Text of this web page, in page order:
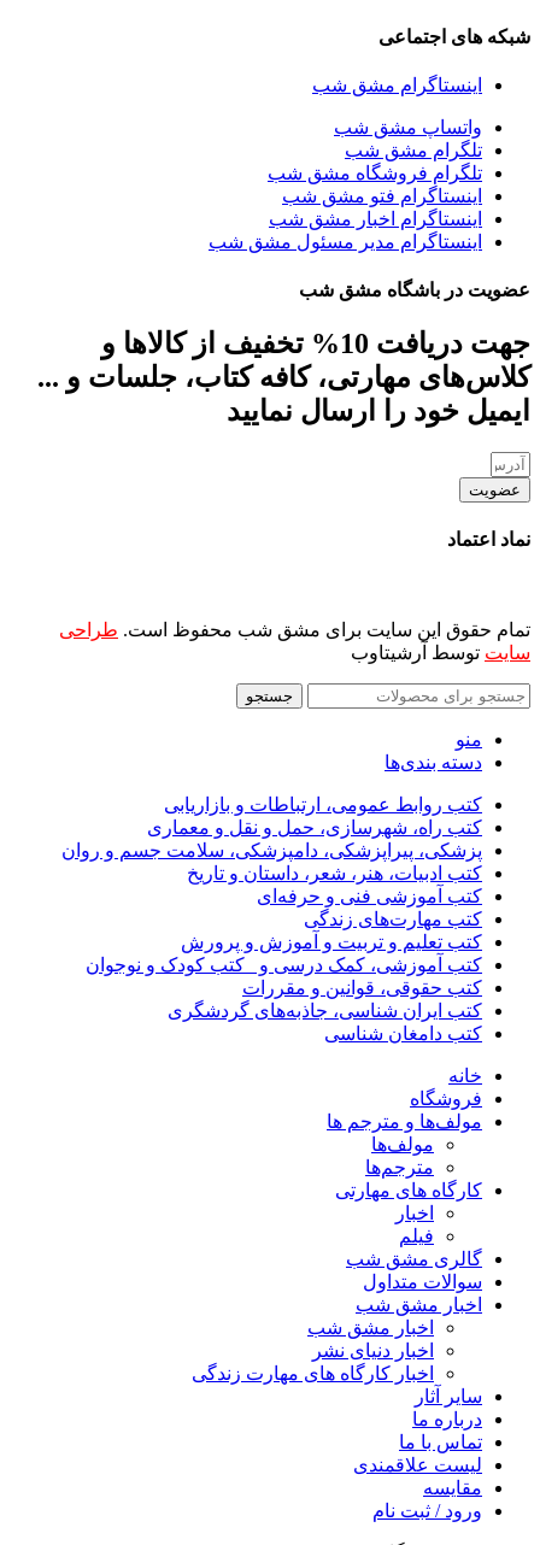
شبکه های اجتماعی
اینستاگرام مشق شب
واتساپ مشق شب
تلگرام مشق شب
تلگرام فروشگاه مشق شب
اینستاگرام فتو مشق شب
اینستاگرام اخبار مشق شب
اینستاگرام مدیر مسئول مشق شب
عضویت در باشگاه مشق شب
جهت دریافت 10% تخفیف از کالاها و
کلاس‌های مهارتی، کافه کتاب، جلسات و ...
ایمیل خود را ارسال نمایید
عضویت
نماد اعتماد
تمام حقوق این سایت برای مشق شب محفوظ است. طراحی
سایت توسط آرشیتاوب
جستجو
منو
دسته بندی‌ها
کتب روابط عمومی، ارتباطات و بازاریابی
کتب راه، شهرسازی، حمل و نقل و معماری
پزشکی، پیراپزشکی، دامپزشکی، سلامت جسم و روان
کتب ادبیات، هنر، شعر، داستان و تاریخ
کتب آموزشی فنی و حرفه‌ای
کتب مهارت‌های زندگی
کتب تعلیم و تربیت و آموزش و پرورش
کتب آموزشی، کمک درسی و _کتب کودک و نوجوان
کتب حقوقی، قوانین و مقررات
کتب ایران شناسی، جاذبه‌های گردشگری
کتب دامغان شناسی
خانه
فروشگاه
مولف‌ها و مترجم ها
مولف‌ها
مترجم‌ها
کارگاه های مهارتی
اخبار
فیلم
گالری مشق شب
سوالات متداول
اخبار مشق شب
اخبار مشق شب
اخبار دنیای نشر
اخبار کارگاه های مهارت زندگی
سایر آثار
درباره ما
تماس با ما
لیست علاقمندی
مقایسه
ورود / ثبت نام